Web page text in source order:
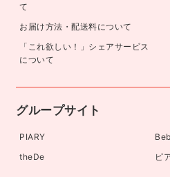
て
お届け方法・配送料について
「これ欲しい！」シェアサービス
について
グループサイト
PIARY
theDe
ピ